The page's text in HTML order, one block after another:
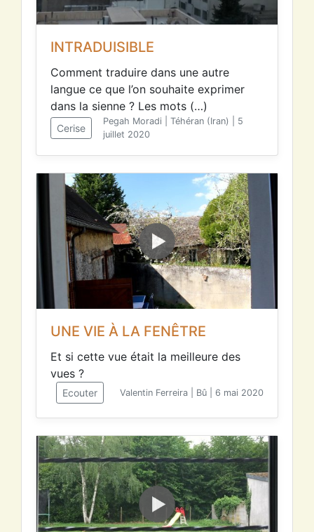
INTRADUISIBLE
Comment traduire dans une autre
langue ce que l’on souhaite exprimer
dans la sienne ? Les mots (…)
Cerise
Pegah Moradi | Téhéran (Iran) | 5
juillet 2020
UNE VIE À LA FENÊTRE
Et si cette vue était la meilleure des
vues ?
Ecouter Valentin Ferreira | Bû | 6 mai 2020